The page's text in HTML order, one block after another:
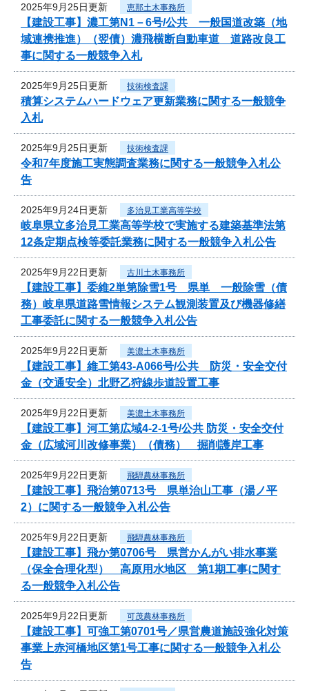
2025年9月25日更新 恵那土木事務所
【建設工事】濃工第N1－6号/公共 一般国道改築（地
域連携推進）（翌債）濃飛横断自動車道 道路改良工
事に関する一般競争入札
2025年9月25日更新 技術検査課
積算システムハードウェア更新業務に関する一般競争
入札
2025年9月25日更新 技術検査課
令和7年度施工実態調査業務に関する一般競争入札公
告
2025年9月24日更新 多治見工業高等学校
岐阜県立多治見工業高等学校で実施する建築基準法第
12条定期点検等委託業務に関する一般競争入札公告
2025年9月22日更新 古川土木事務所
【建設工事】委維2単第除雪1号 県単 一般除雪（債
務）岐阜県道路雪情報システム観測装置及び機器修繕
工事委託に関する一般競争入札公告
2025年9月22日更新 美濃土木事務所
【建設工事】維工第43-A066号/公共 防災・安全交付
金（交通安全）北野乙狩線歩道設置工事
2025年9月22日更新 美濃土木事務所
【建設工事】河工第広域4-2-1号/公共 防災・安全交付
金（広域河川改修事業）（債務） 掘削護岸工事
2025年9月22日更新 飛騨農林事務所
【建設工事】飛治第0713号 県単治山工事（湯ノ平
2）に関する一般競争入札公告
2025年9月22日更新 飛騨農林事務所
【建設工事】飛か第0706号 県営かんがい排水事業
（保全合理化型） 高原用水地区 第1期工事に関す
る一般競争入札公告
2025年9月22日更新 可茂農林事務所
【建設工事】可強工第0701号／県営農道施設強化対策
事業上赤河橋地区第1号工事に関する一般競争入札公
告